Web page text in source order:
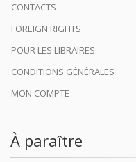
CONTACTS
FOREIGN RIGHTS
POUR LES LIBRAIRES
CONDITIONS GÉNÉRALES
MON COMPTE
À paraître